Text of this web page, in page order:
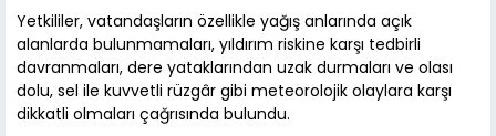
Yetkililer, vatandaşların özellikle yağış anlarında açık
alanlarda bulunmamaları, yıldırım riskine karşı tedbirli
davranmaları, dere yataklarından uzak durmaları ve olası
dolu, sel ile kuvvetli rüzgâr gibi meteorolojik olaylara karşı
dikkatli olmaları çağrısında bulundu.